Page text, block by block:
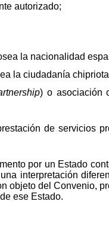
autorizado;
la nacionalidad
la ciudadanía
) o asociación
de servicios
por un Estado
interpretación
objeto del Convenio,
ese Estado.